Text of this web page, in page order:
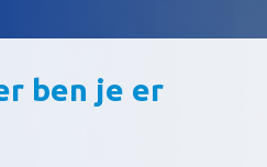
ben je er